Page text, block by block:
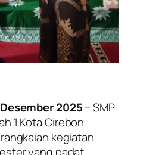
2025– SMP
1 Kota Cirebon
kegiatan